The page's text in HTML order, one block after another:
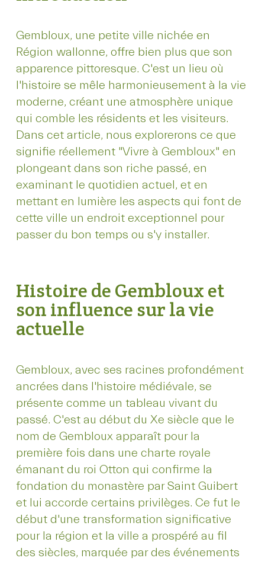
Gembloux, une petite ville nichée en
Région wallonne, offre bien plus que son
apparence pittoresque. C'est un lieu où
l'histoire se mêle harmonieusement à la vie
moderne, créant une atmosphère unique
qui comble les résidents et les visiteurs.
Dans cet article, nous explorerons ce que
signifie réellement "Vivre à Gembloux" en
plongeant dans son riche passé, en
examinant le quotidien actuel, et en
mettant en lumière les aspects qui font de
cette ville un endroit exceptionnel pour
passer du bon temps ou s'y installer.
Histoire de Gembloux et
son influence sur la vie
actuelle
Gembloux, avec ses racines profondément
ancrées dans l'histoire médiévale, se
présente comme un tableau vivant du
passé. C'est au début du Xe siècle que le
nom de Gembloux apparaît pour la
première fois dans une charte royale
émanant du roi Otton qui confirme la
fondation du monastère par Saint Guibert
et lui accorde certains privilèges. Ce fut le
début d'une transformation significative
pour la région et la ville a prospéré au fil
des siècles, marquée par des événements